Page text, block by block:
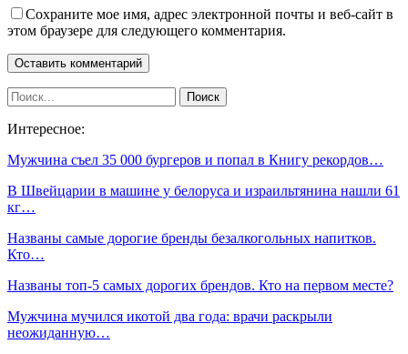
Сохраните мое имя, адрес электронной почты и веб-сайт в
этом браузере для следующего комментария.
Интересное:
Мужчина съел 35 000 бургеров и попал в Книгу рекордов…
В Швейцарии в машине у белоруса и израильтянина нашли 61
кг…
Названы самые дорогие бренды безалкогольных напитков.
Кто…
Названы топ-5 самых дорогих брендов. Кто на первом месте?
Мужчина мучился икотой два года: врачи раскрыли
неожиданную…